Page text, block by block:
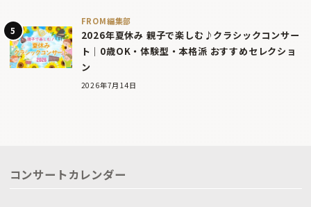
FROM編集部
2026年夏休み 親子で楽しむ♪クラシックコンサー
ト｜0歳OK・体験型・本格派 おすすめセレクショ
ン
2026年7月14日
コンサートカレンダー